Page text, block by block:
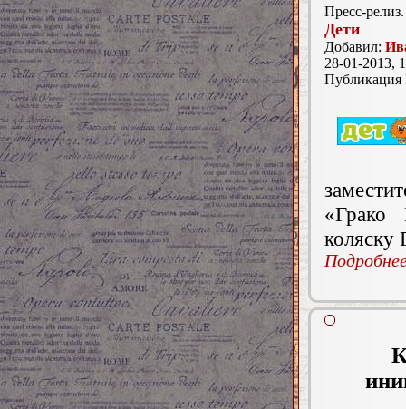
Пресс-релиз.
Дети
Добавил:
28-01-2013,
«Грако
коляску